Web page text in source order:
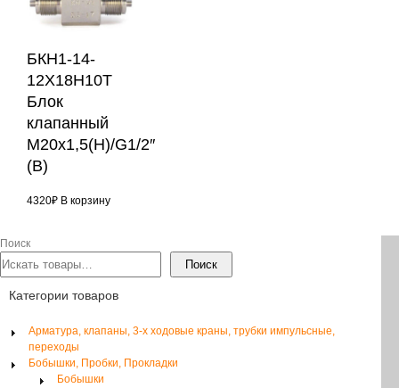
БКН1-14-
12Х18Н10Т
Блок
клапанный
М20х1,5(Н)/G1/2″
(В)
4320₽ В корзину
Поиск
Поиск
Категории товаров
Арматура, клапаны, 3-х ходовые краны, трубки импульсные,
переходы
Бобышки, Пробки, Прокладки
Бобышки